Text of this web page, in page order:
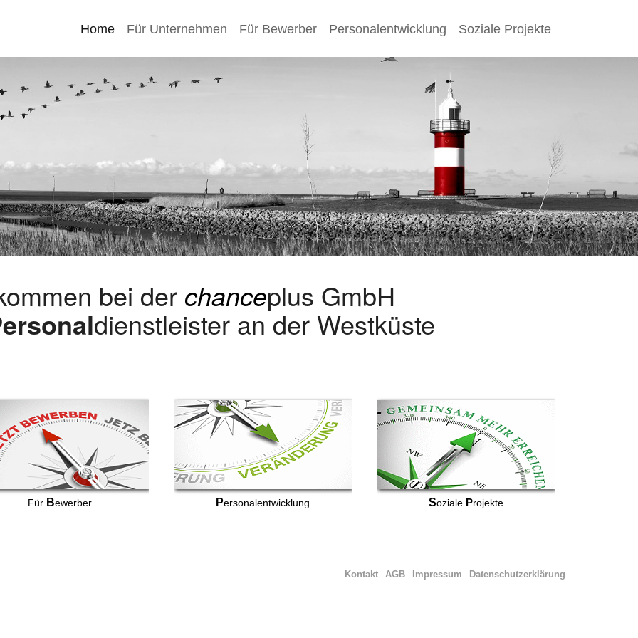
Home Für Unternehmen Für Bewerber Personalentwicklung Soziale Projekte
bei der chanceplus GmbH
dienstleister an der Westküste
Für Bewerber Personalentwicklung Soziale Projekte
Datenschutzerklärung
Impressum
AGB
Kontakt